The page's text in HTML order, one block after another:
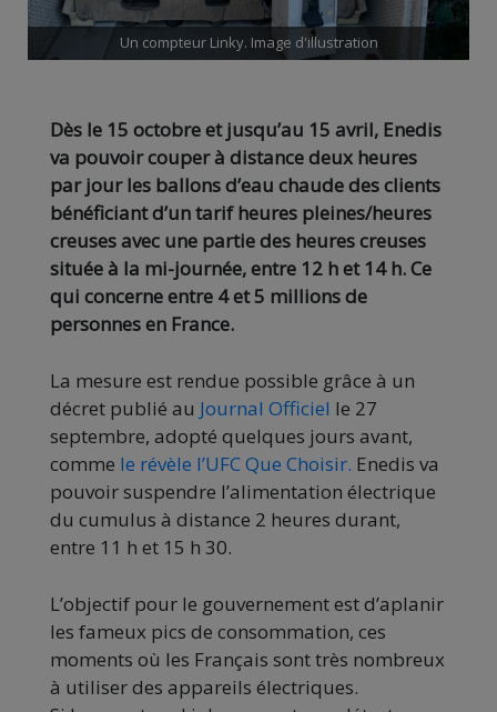
Un compteur Linky. Image d'illustration
Dès le 15 octobre et jusqu’au 15 avril, Enedis
va pouvoir couper à distance deux heures
par jour les ballons d’eau chaude des clients
bénéficiant d’un tarif heures pleines/heures
creuses avec une partie des heures creuses
située à la mi-journée, entre 12 h et 14 h. Ce
qui concerne entre 4 et 5 millions de
personnes en France.
La mesure est rendue possible grâce à un
décret publié au Journal Officiel le 27
septembre, adopté quelques jours avant,
comme le révèle l’UFC Que Choisir. Enedis va
pouvoir suspendre l’alimentation électrique
du cumulus à distance 2 heures durant,
entre 11 h et 15 h 30.
L’objectif pour le gouvernement est d’aplanir
les fameux pics de consommation, ces
moments où les Français sont très nombreux
à utiliser des appareils électriques.